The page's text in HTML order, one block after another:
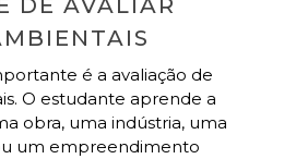
DE AVALIAR
é a avaliação de
O estudante aprende a
obra, uma indústria, uma
um empreendimento